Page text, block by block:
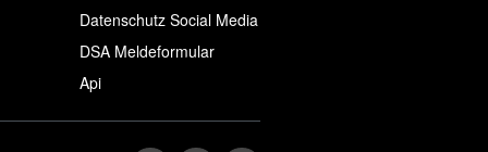
Datenschutz Social Media
DSA Meldeformular
Api